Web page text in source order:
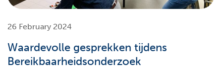
26 February 2024
Waardevolle gesprekken tijdens
Bereikbaarheidsonderzoek